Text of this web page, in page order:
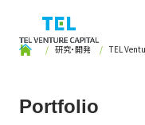
研究・開発 TEL
Portfolio